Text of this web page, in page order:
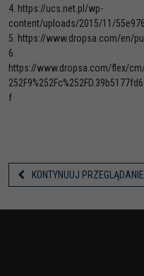
4. https://ucs.net.pl/wp-
content/uploads/2015/11/
5. https://www.dropsa.com/en/
6.
https://www.dropsa.com/flex/
f
KONTYNUUJ PRZEGLĄDANIE